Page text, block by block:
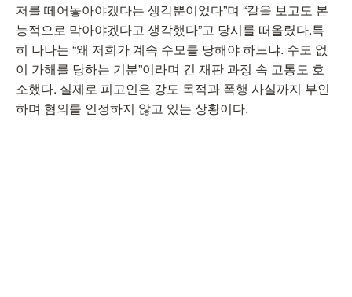
저를 떼어놓아야겠다는 생각뿐이었다”며 “칼을 보고도 본
능적으로 막아야겠다고 생각했다”고 당시를 떠올렸다.특
히 나나는 “왜 저희가 계속 수모를 당해야 하느냐. 수도 없
이 가해를 당하는 기분”이라며 긴 재판 과정 속 고통도 호
소했다. 실제로 피고인은 강도 목적과 폭행 사실까지 부인
하며 혐의를 인정하지 않고 있는 상황이다.